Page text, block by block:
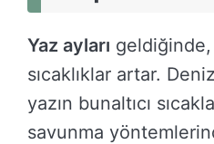
Yaz ayları geldiğinde,
sıcaklıklar artar.
yazın bunaltıcı
savunma